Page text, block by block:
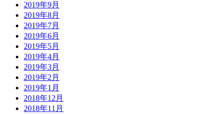
2019年9月
2019年8月
2019年7月
2019年6月
2019年5月
2019年4月
2019年3月
2019年2月
2019年1月
2018年12月
2018年11月